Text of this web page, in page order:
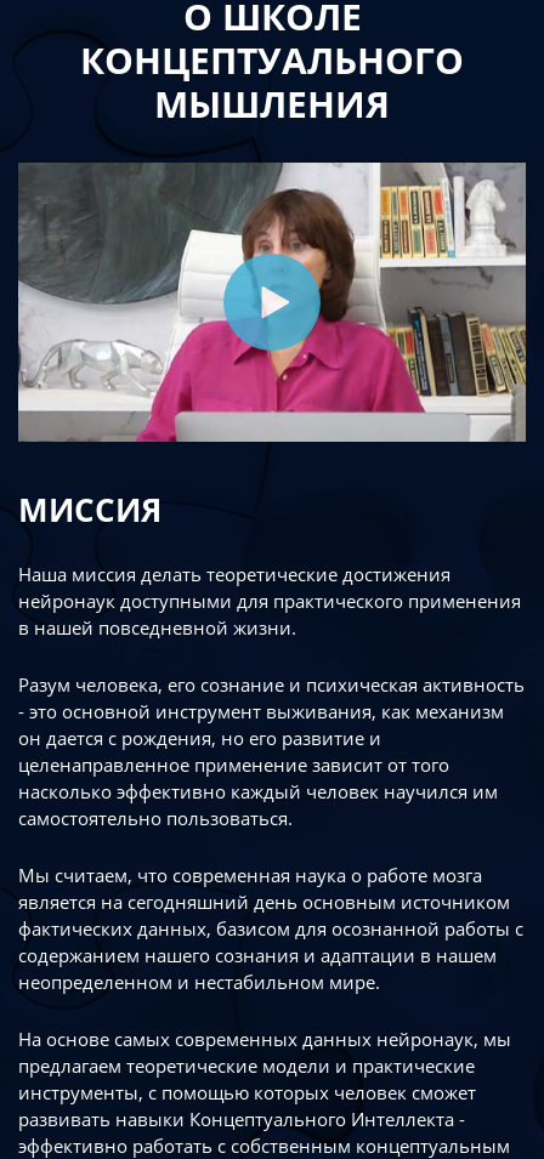
О ШКОЛЕ
КОНЦЕПТУАЛЬНОГО
МЫШЛЕНИЯ
МИССИЯ
Наша миссия делать теоретические достижения
нейронаук доступными для практического применения
в нашей повседневной жизни.
Разум человека, его сознание и психическая активность
- это основной инструмент выживания, как механизм
он дается с рождения, но его развитие и
целенаправленное применение зависит от того
насколько эффективно каждый человек научился им
самостоятельно пользоваться.
Мы считаем, что современная наука о работе мозга
является на сегодняшний день основным источником
фактических данных, базисом для осознанной работы с
содержанием нашего сознания и адаптации в нашем
неопределенном и нестабильном мире.
На основе самых современных данных нейронаук, мы
предлагаем теоретические модели и практические
инструменты, с помощью которых человек сможет
развивать навыки Концептуального Интеллекта -
эффективно работать с собственным концептуальным